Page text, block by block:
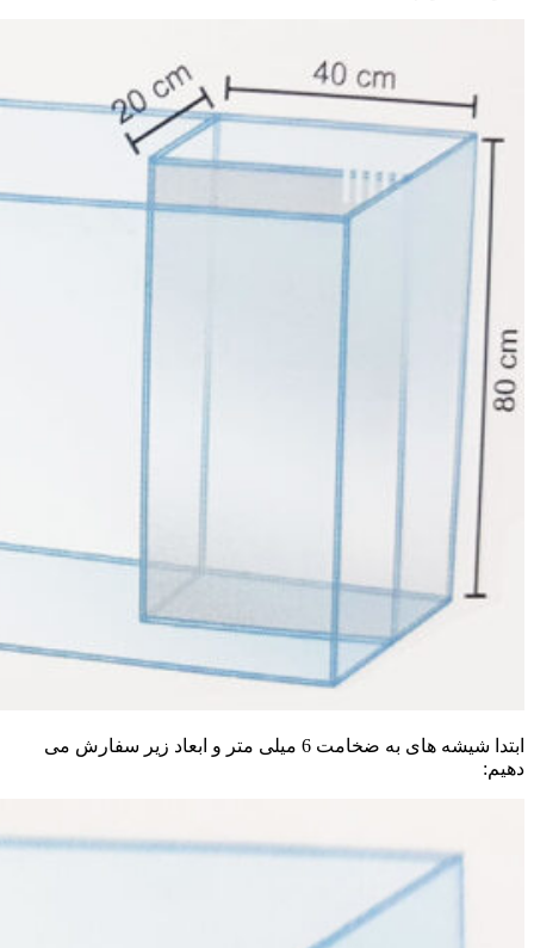
ابتدا شیشه های به ضخامت 6 میلی متر و ابعاد زیر سفارش می
دهیم: